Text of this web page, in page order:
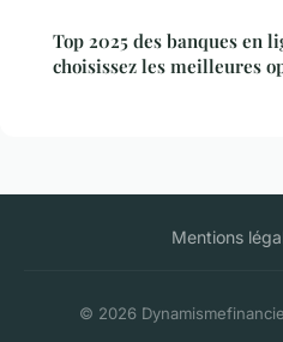
Top 2025 des banques en
choisissez les meilleures
Mentions
© 2026